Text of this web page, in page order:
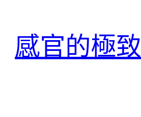
感官的極致